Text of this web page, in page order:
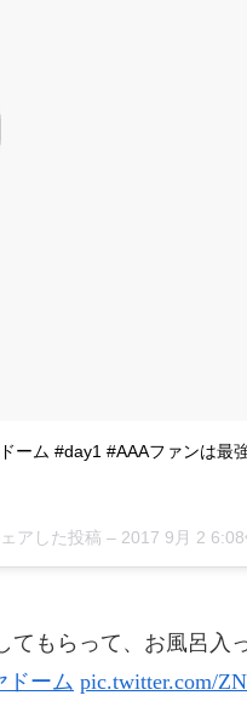
2017年8月31日
2017年9月
ーム #day1 #AAAファンは最
アした投稿 – 2017 9月 2
もらって、お風呂入
ドーム pic.twitter.com/